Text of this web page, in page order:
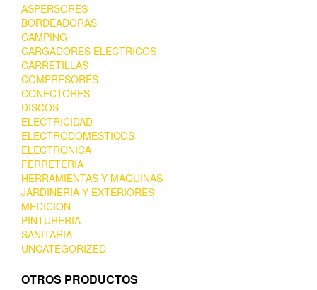
ASPERSORES
BORDEADORAS
CAMPING
CARGADORES ELECTRICOS
CARRETILLAS
COMPRESORES
CONECTORES
DISCOS
ELECTRICIDAD
ELECTRODOMESTICOS
ELECTRONICA
FERRETERIA
HERRAMIENTAS Y MAQUINAS
JARDINERIA Y EXTERIORES
MEDICION
PINTURERIA
SANITARIA
UNCATEGORIZED
OTROS PRODUCTOS